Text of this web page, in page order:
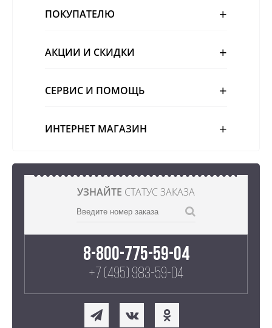
ПОКУПАТЕЛЮ
АКЦИИ И СКИДКИ
СЕРВИС И ПОМОЩЬ
ИНТЕРНЕТ МАГАЗИН
УЗНАЙТЕ СТАТУС ЗАКАЗА
8-800-775-59-04
+7 (495) 983-59-04